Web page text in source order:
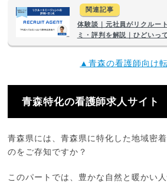
関連記事
体験談｜元社員がリクルー
ミ・評判を解説｜ひどいっ
▲青森の看護師向け
青森特化の看護師求人サイト
青森県には、青森県に特化した地域密
のをご存知ですか？
このパートでは、豊かな自然と暖かい